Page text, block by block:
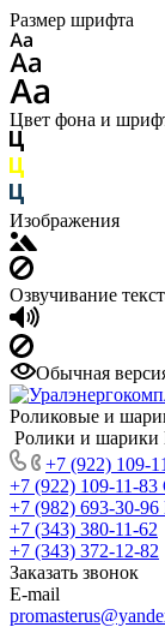
Размер шрифта
Цвет фона и
Изображения
Озвучивание
Обычная
Роликовые и
Ролики и
+7 (922) 109-
+7 (922) 109-11-83
+7 (982) 693-30-96
+7 (343) 380-11-62
+7 (343) 372-12-82
Заказать звонок
E-mail